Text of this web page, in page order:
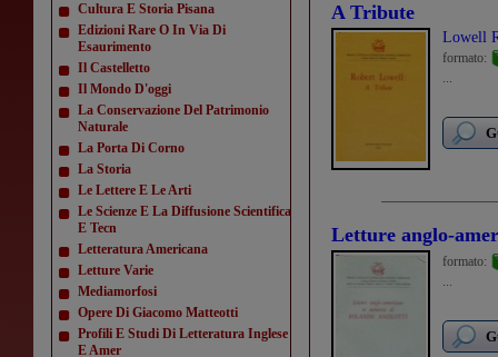
Cultura E Storia Pisana
Edizioni Rare O In Via Di
Esaurimento
Il Castelletto
Il Mondo D'oggi
La Conservazione Del Patrimonio
Naturale
La Porta Di Corno
La Storia
Le Lettere E Le Arti
Le Scienze E La Diffusione Scientifica
E Tecn
Letteratura Americana
Letture Varie
Mediamorfosi
Opere Di Giacomo Matteotti
Profili E Studi Di Letteratura Inglese
E Amer
A Tribute
Lowell
formato:
...
Letture anglo-
formato:
...